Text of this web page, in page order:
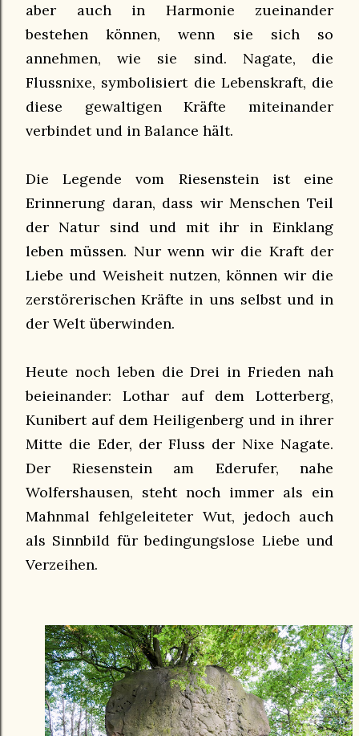
aber auch in Harmonie zueinander
bestehen können, wenn sie sich so
annehmen, wie sie sind. Nagate, die
Flussnixe, symbolisiert die Lebenskraft, die
diese gewaltigen Kräfte miteinander
verbindet und in Balance hält.
Die Legende vom Riesenstein ist eine
Erinnerung daran, dass wir Menschen Teil
der Natur sind und mit ihr in Einklang
leben müssen. Nur wenn wir die Kraft der
Liebe und Weisheit nutzen, können wir die
zerstörerischen Kräfte in uns selbst und in
der Welt überwinden.
Heute noch leben die Drei in Frieden nah
beieinander: Lothar auf dem Lotterberg,
Kunibert auf dem Heiligenberg und in ihrer
Mitte die Eder, der Fluss der Nixe Nagate.
Der Riesenstein am Ederufer, nahe
Wolfershausen, steht noch immer als ein
Mahnmal fehlgeleiteter Wut, jedoch auch
als Sinnbild für bedingungslose Liebe und
Verzeihen.